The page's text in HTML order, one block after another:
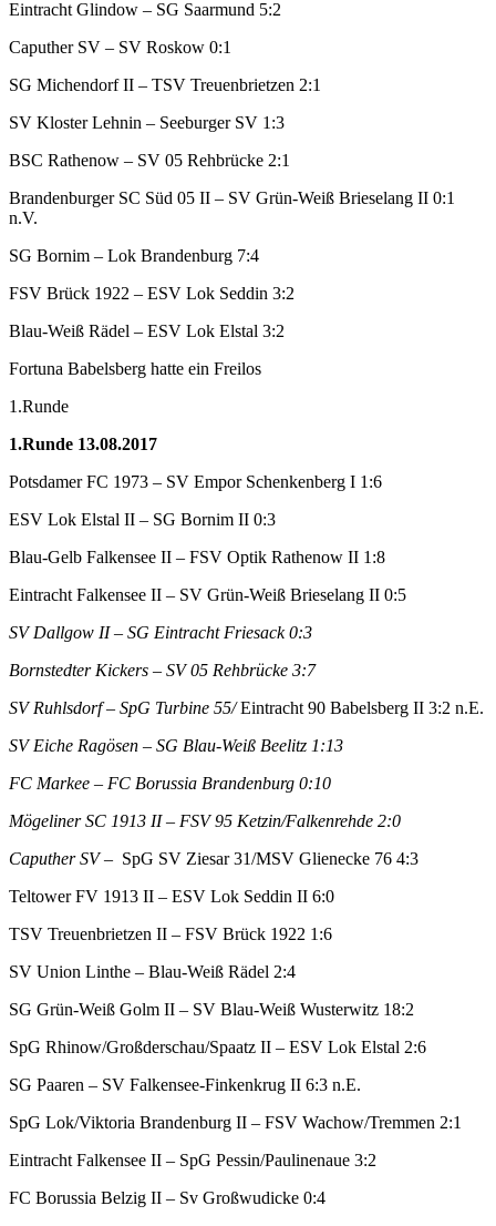
Eintracht Glindow – SG Saarmund 5:2
Caputher SV – SV Roskow 0:1
SG Michendorf II – TSV Treuenbrietzen 2:1
SV Kloster Lehnin – Seeburger SV 1:3
BSC Rathenow – SV 05 Rehbrücke 2:1
Brandenburger SC Süd 05 II – SV Grün-Weiß Brieselang II 0:1
n.V.
SG Bornim – Lok Brandenburg 7:4
FSV Brück 1922 – ESV Lok Seddin 3:2
Blau-Weiß Rädel – ESV Lok Elstal 3:2
Fortuna Babelsberg hatte ein Freilos
1.Runde
1.Runde 13.08.2017
Potsdamer FC 1973 – SV Empor Schenkenberg I 1:6
ESV Lok Elstal II – SG Bornim II 0:3
Blau-Gelb Falkensee II – FSV Optik Rathenow II 1:8
Eintracht Falkensee II – SV Grün-Weiß Brieselang II 0:5
SV Dallgow II – SG Eintracht Friesack 0:3
Bornstedter Kickers – SV 05 Rehbrücke 3:7
SV Ruhlsdorf – SpG Turbine 55/Eintracht 90 Babelsberg II 3:2 n.E.
SV Eiche Ragösen – SG Blau-Weiß Beelitz 1:13
FC Markee – FC Borussia Brandenburg 0:10
Mögeliner SC 1913 II – FSV 95 Ketzin/Falkenrehde 2:0
Caputher SV – SpG SV Ziesar 31/MSV Glienecke 76 4:3
Teltower FV 1913 II – ESV Lok Seddin II 6:0
TSV Treuenbrietzen II – FSV Brück 1922 1:6
SV Union Linthe – Blau-Weiß Rädel 2:4
SG Grün-Weiß Golm II – SV Blau-Weiß Wusterwitz 18:2
SpG Rhinow/Großderschau/Spaatz II – ESV Lok Elstal 2:6
SG Paaren – SV Falkensee-Finkenkrug II 6:3 n.E.
SpG Lok/Viktoria Brandenburg II – FSV Wachow/Tremmen 2:1
Eintracht Falkensee II – SpG Pessin/Paulinenaue 3:2
FC Borussia Belzig II – Sv Großwudicke 0:4